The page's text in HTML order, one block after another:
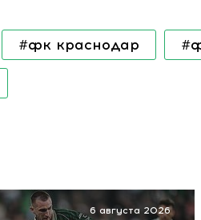
#фк краснодар
6 августа 2026